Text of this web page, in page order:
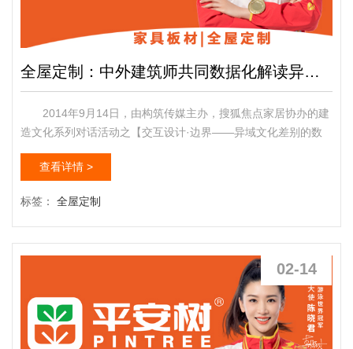
全屋定制：中外建筑师共同数据化解读异域文化差异
2014年9月14日，由构筑传媒主办，搜狐焦点家居协办的建
造文化系列对话活动之【交互设计·边界——异域文化差别的数
据化解读】在中关村768艺术园区正式启动。NEXT建造事务所
的荷兰有名建造师约翰·范德沃特跟国内有名建造师蒋晓飞先生
随着社会的发展，科技的日新月异，消费者越来越注重生活品味
的提高，家具在讲究实用的基础上，其艺术价值和审美功能...
查看详情 >
标签： 全屋定制
02-14